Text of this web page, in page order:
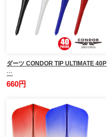
ダーツ CONDOR TIP ULTIMATE 40P
…
660円